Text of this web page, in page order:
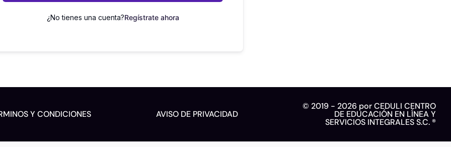
¿No tienes una cuenta?Regístrate ahora
Y CONDICIONES AVISO DE PRIVACIDAD
© 2019 - 2026 por CEDULI CENTRO
DE EDUCACIÓN EN LÍNEA Y
SERVICIOS INTEGRALES S.C. ®